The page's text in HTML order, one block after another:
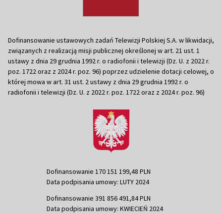
Dofinansowanie ustawowych zadań Telewizji Polskiej S.A. w likwidacji,
związanych z realizacją misji publicznej określonej w art. 21 ust. 1
ustawy z dnia 29 grudnia 1992 r. o radiofonii i telewizji (Dz. U. z 2022 r.
poz. 1722 oraz z 2024 r. poz. 96) poprzez udzielenie dotacji celowej, o
której mowa w art. 31 ust. 2 ustawy z dnia 29 grudnia 1992 r. o
radiofonii i telewizji (Dz. U. z 2022 r. poz. 1722 oraz z 2024 r. poz. 96)
Dofinansowanie 170 151 199,48 PLN
Data podpisania umowy: LUTY 2024
Dofinansowanie 391 856 491,84 PLN
Data podpisania umowy: KWIECIEŃ 2024